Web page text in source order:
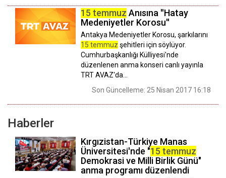
15 temmuz Anısına ''Hatay
Medeniyetler Korosu''
Antakya Medeniyetler Korosu, şarkılarını
15 temmuz şehitleri için söylüyor.
Cumhurbaşkanlığı Külliyesi'nde
düzenlenen anma konseri canlı yayınla
TRT AVAZ'da...
Son Güncelleme: 25 Nisan 2017 16:18
Haberler
Kırgızistan-Türkiye Manas
Üniversitesi'nde "15 temmuz
Demokrasi ve Milli Birlik Günü"
anma programı düzenlendi